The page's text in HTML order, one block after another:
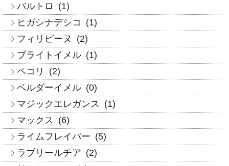
バルトロ
(1)
ヒガシナデシコ
(1)
フィリピーヌ
(2)
ブライトイメル (1)
ペコリ
(2)
ベルダーイメル (0)
マジックエレガンス
(1)
マックス
(6)
ライムフレイバー (5)
ラブリールチア (2)